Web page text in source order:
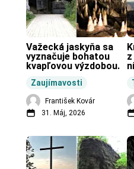
Zaujímavosti
Važecká jaskyňa sa
vyznačuje bohatou
kvapľovou výzdobou.
František Kovár
31. Máj, 2026